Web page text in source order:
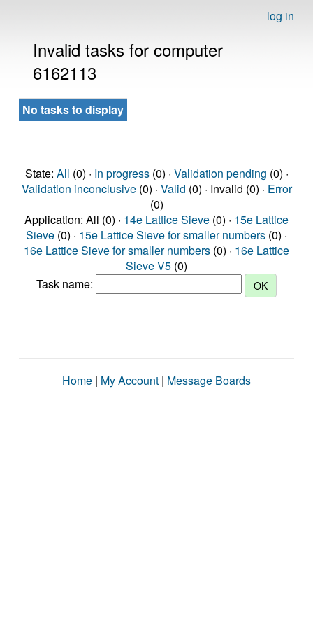
log in
Invalid tasks for computer
6162113
No tasks to display
State: All (0) · In progress(0) · Validation pending (0) ·
Validation inconclusive(0) · Valid (0) · Invalid (0) · Error
(0)
Application: All (0) · 14e Lattice Sieve (0) · 15e Lattice
Sieve (0) · 15e Lattice Sieve for smaller numbers (0) ·
16e Lattice Sieve for smaller numbers (0) · 16e Lattice
Sieve V5 (0)
Task name:
Home | My Account | Message Boards